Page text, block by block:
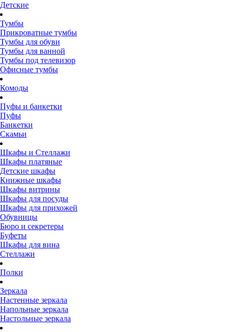
Детские
Тумбы
Прикроватные тумбы
Тумбы для обуви
Тумбы для ванной
Тумбы под телевизор
Офисные тумбы
Комоды
Пуфы и банкетки
Пуфы
Банкетки
Скамьи
Шкафы и Стеллажи
Шкафы платяные
Детские шкафы
Книжные шкафы
Шкафы витрины
Шкафы для посуды
Шкафы для прихожей
Обувницы
Бюро и секретеры
Буфеты
Шкафы для вина
Стеллажи
Полки
Зеркала
Настенные зеркала
Напольные зеркала
Настольные зеркала